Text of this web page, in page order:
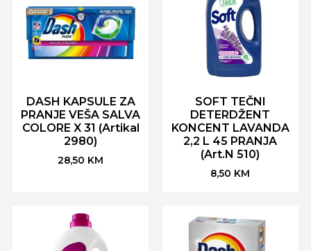
DASH KAPSULE ZA
PRANJE VEŠA SALVA
COLORE X 31 (Artikal
2980)
28,50 KM
SOFT TEČNI
DETERDŽENT
KONCENT LAVANDA
2,2 L 45 PRANJA
(Art.N 510)
8,50 KM